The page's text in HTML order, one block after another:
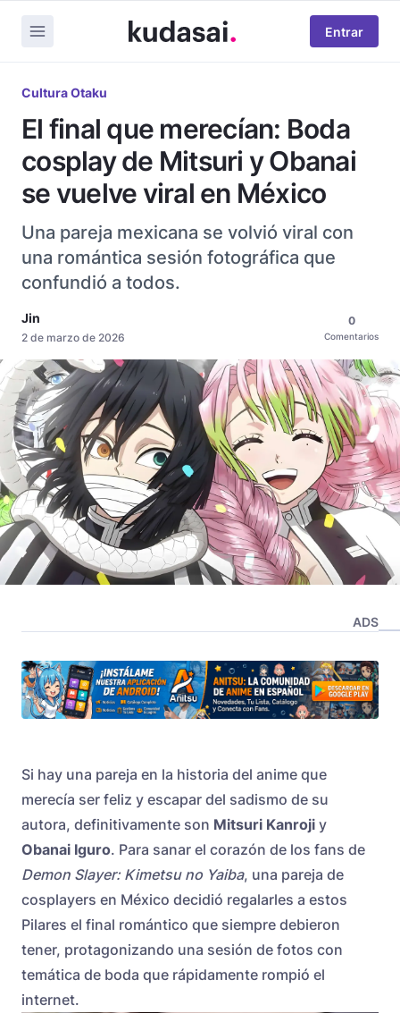
Entrar
Cultura Otaku
El final que merecían: Boda
cosplay de Mitsuri y Obanai
se vuelve viral en México
Una pareja mexicana se volvió viral con
una romántica sesión fotográfica que
confundió a todos.
Jin
2 de marzo de 2026
0
Comentarios
ADS
Si hay una pareja en la historia del anime que
merecía ser feliz y escapar del sadismo de su
autora, definitivamente son Mitsuri Kanroji y
Obanai Iguro. Para sanar el corazón de los fans de
Demon Slayer: Kimetsu no Yaiba, una pareja de
cosplayers en México decidió regalarles a estos
Pilares el final romántico que siempre debieron
tener, protagonizando una sesión de fotos con
temática de boda que rápidamente rompió el
internet.